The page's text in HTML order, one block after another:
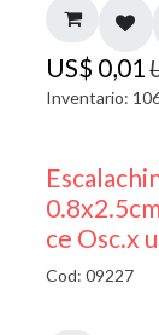
US$ 0,01
Inventario:
ce Osc.x
Cod: 09227